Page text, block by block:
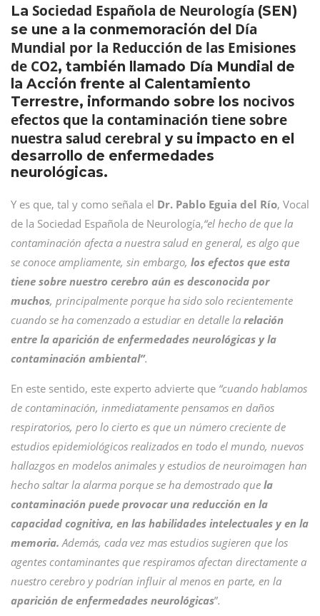
La Sociedad Española de Neurología (SEN)
se une a la conmemoración del Día
Mundial por la Reducción de las Emisiones
de CO2, también llamado Día Mundial de
la Acción frente al Calentamiento
Terrestre, informando sobre los nocivos
efectos que la contaminación tiene sobre
nuestra salud cerebral y su impacto en el
desarrollo de enfermedades
neurológicas.
Y es que, tal y como señala el Dr. Pablo Eguia del Río, Vocal
de la Sociedad Española de Neurología,“el hecho de que la
contaminación afecta a nuestra salud en general, es algo que
se conoce ampliamente, sin embargo, los efectos que esta
tiene sobre nuestro cerebro aún es desconocida por
muchos, principalmente porque ha sido solo recientemente
cuando se ha comenzado a estudiar en detalle la relación
entre la aparición de enfermedades neurológicas y la
contaminación ambiental”.
En este sentido, este experto advierte que “cuando hablamos
de contaminación, inmediatamente pensamos en daños
respiratorios, pero lo cierto es que un número creciente de
estudios epidemiológicos realizados en todo el mundo, nuevos
hallazgos en modelos animales y estudios de neuroimagen han
hecho saltar la alarma porque se ha demostrado que la
contaminación puede provocar una reducción en la
capacidad cognitiva, en las habilidades intelectuales y en la
memoria. Además, cada vez mas estudios sugieren que los
agentes contaminantes que respiramos afectan directamente a
nuestro cerebro y podrían influir al menos en parte, en la
aparición de enfermedades neurológicas”.